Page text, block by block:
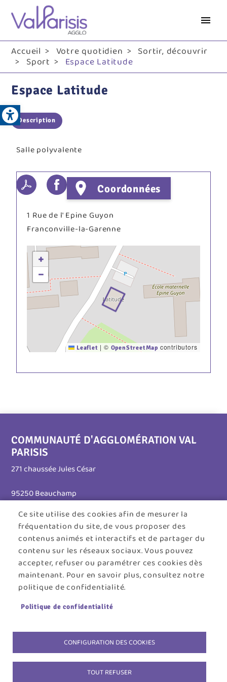
Open toolbar
Accueil Votre quotidien Sortir, découvrir
Sport Espace Latitude
Espace Latitude
Description
Salle polyvalente
Coordonnées
1 Rue de l' Epine Guyon
Franconville-la-Garenne
+
−
Leaflet | © OpenStreetMap contributors
Ce site utilise des cookies afin de mesurer la
fréquentation du site, de vous proposer des
contenus animés et interactifs et de partager du
contenu sur les réseaux sociaux. Vous pouvez
accepter, refuser ou paramétrer ces cookies dès
maintenant. Pour en savoir plus, consultez notre
politique de confidentialité.
Politique de confidentialité
CONFIGURATION DES COOKIES
TOUT REFUSER
COMMUNAUTÉ D'AGGLOMÉRATION VAL
PARISIS
271 chaussée Jules César
95250 Beauchamp
Tél. 01 30 26 39 41
Horaires d'ouverture :
Lundi au jeudi : 8h30 - 12h30 / 13h30 - 17h45
Vendredi : 8h30 - 12h30
Menu
de
ACCUEILPLAN DU SITECONTACT
ACCESSIBILITÉ : NON CONFORMES'IDENTIFIER